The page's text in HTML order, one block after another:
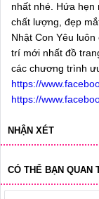
nhất nhé. Hứa hẹn
chất lượng, đẹp
Nhật Con Yêu
trí mới nhất đồ
các chương trình
https://
https://
NHẬN XÉT
CÓ THỂ BẠN QUAN